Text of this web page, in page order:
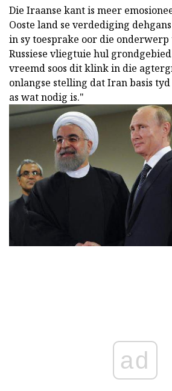
Die Iraanse kant is meer
Ooste land se verdediging
in sy toesprake oor die onderwerp
Russiese vliegtuie hul
vreemd soos dit klink in die
onlangse stelling dat Iran basis tyd
as wat nodig is."
ad